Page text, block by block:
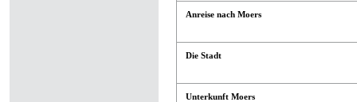
Anreise nach Moers
Die Stadt
Unterkunft Moers